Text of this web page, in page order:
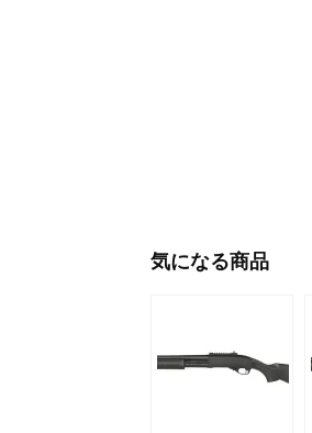
気になる商品